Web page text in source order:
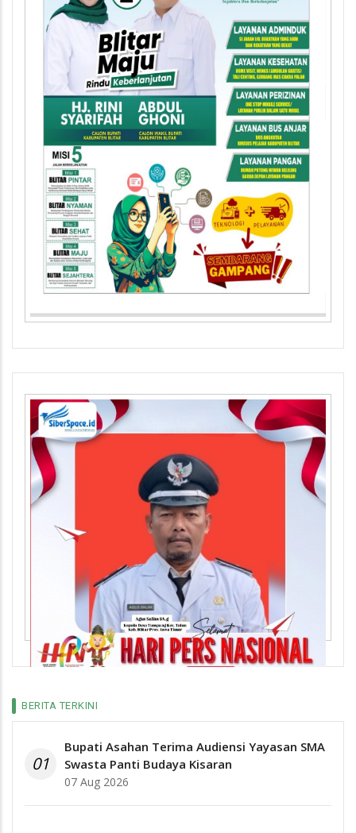
BERITA TERKINI
01
Bupati Asahan Terima Audiensi Yayasan SMA
Swasta Panti Budaya Kisaran
07 Aug 2026